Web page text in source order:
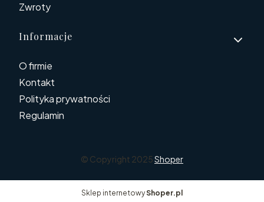
Zwroty
Informacje
O firmie
Kontakt
Polityka prywatności
Regulamin
© Copyright 2025Shoper
Sklep internetowyShoper.pl